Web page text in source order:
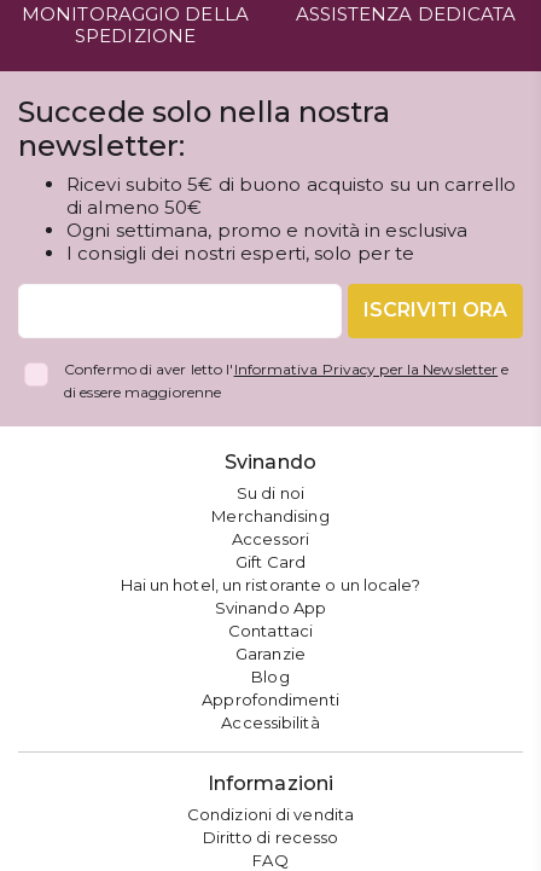
MONITORAGGIO DELLA
SPEDIZIONE
ASSISTENZA DEDICATA
Succede solo nella nostra
newsletter:
Ricevi subito 5€ di buono acquisto su un carrello
di almeno 50€
Ogni settimana, promo e novità in esclusiva
I consigli dei nostri esperti, solo per te
ISCRIVITI ORA
Confermo di aver letto l' Informativa Privacy per la Newsletter e
di essere maggiorenne
Svinando
Su di noi
Merchandising
Accessori
Gift Card
Hai un hotel, un ristorante o un locale?
Svinando App
Contattaci
Garanzie
Blog
Approfondimenti
Accessibilità
Informazioni
Condizioni di vendita
Diritto di recesso
FAQ